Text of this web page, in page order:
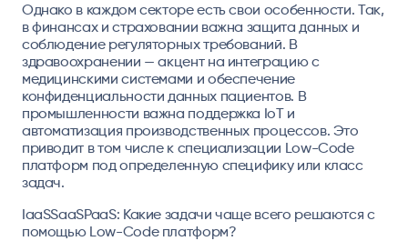
Однако в каждом секторе есть свои особенности. Так,
в финансах и страховании важна защита данных и
соблюдение регуляторных требований. В
здравоохранении — акцент на интеграцию с
медицинскими системами и обеспечение
конфиденциальности данных пациентов. В
промышленности важна поддержка IoT и
автоматизация производственных процессов. Это
приводит в том числе к специализации Low-Code
платформ под определенную специфику или класс
задач.
IaaSSaaSPaaS: Какие задачи чаще всего решаются с
помощью Low-Code платформ?